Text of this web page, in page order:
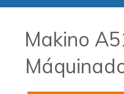
Makino